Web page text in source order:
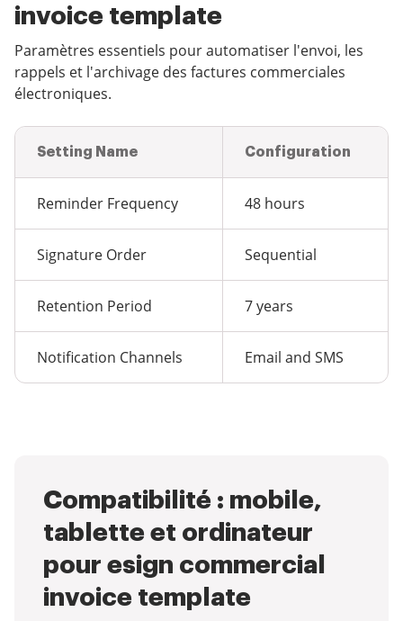
invoice template
Paramètres essentiels pour automatiser l'envoi, les
rappels et l'archivage des factures commerciales
électroniques.
Setting Name Configuration
Reminder Frequency 48 hours
Signature Order Sequential
Retention Period 7 years
Notification Channels Email and SMS
Compatibilité : mobile,
tablette et ordinateur
pour esign commercial
invoice template